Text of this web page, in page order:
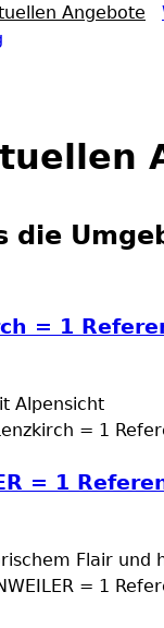
Angebote
die
= 1
Alpensicht
= 1
= 1
Flair und
= 1